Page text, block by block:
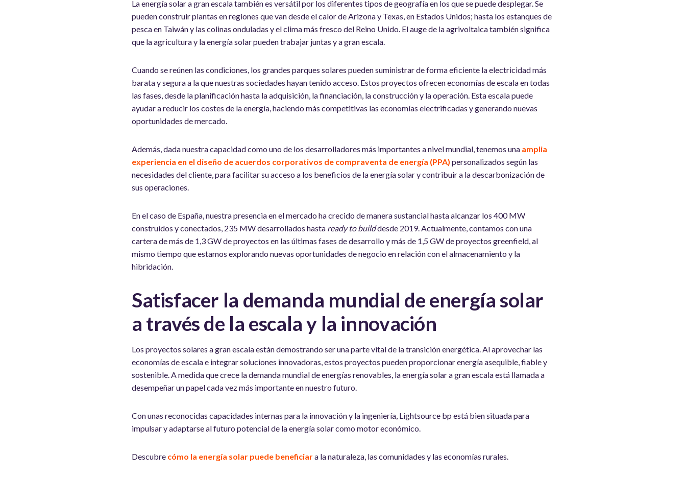
La energía solar a gran escala también es versátil por los diferentes tipos de geografía en los que se puede desplegar. Se
pueden construir plantas en regiones que van desde el calor de Arizona y Texas, en Estados Unidos; hasta los estanques de
pesca en Taiwán y las colinas onduladas y el clima más fresco del Reino Unido. El auge de la agrivoltaica también significa
que la agricultura y la energía solar pueden trabajar juntas y a gran escala.
Cuando se reúnen las condiciones, los grandes parques solares pueden suministrar de forma eficiente la electricidad más
barata y segura a la que nuestras sociedades hayan tenido acceso. Estos proyectos ofrecen economías de escala en todas
las fases, desde la planificación hasta la adquisición, la financiación, la construcción y la operación. Esta escala puede
ayudar a reducir los costes de la energía, haciendo más competitivas las economías electrificadas y generando nuevas
oportunidades de mercado.
Además, dada nuestra capacidad como uno de los desarrolladores más importantes a nivel mundial, tenemos una amplia
experiencia en el diseño de acuerdos corporativos de compraventa de energía (PPA) personalizados según las
necesidades del cliente, para facilitar su acceso a los beneficios de la energía solar y contribuir a la descarbonización de
sus operaciones.
En el caso de España, nuestra presencia en el mercado ha crecido de manera sustancial hasta alcanzar los 400 MW
construidos y conectados, 235 MW desarrollados hasta ready to builddesde 2019. Actualmente, contamos con una
cartera de más de 1,3 GW de proyectos en las últimas fases de desarrollo y más de 1,5 GW de proyectos greenfield, al
mismo tiempo que estamos explorando nuevas oportunidades de negocio en relación con el almacenamiento y la
hibridación.
Satisfacer la demanda mundial de energía solar
a través de la escala y la innovación
Los proyectos solares a gran escala están demostrando ser una parte vital de la transición energética. Al aprovechar las
economías de escala e integrar soluciones innovadoras, estos proyectos pueden proporcionar energía asequible, fiable y
sostenible. A medida que crece la demanda mundial de energías renovables, la energía solar a gran escala está llamada a
desempeñar un papel cada vez más importante en nuestro futuro.
Con unas reconocidas capacidades internas para la innovación y la ingeniería, Lightsource bp está bien situada para
impulsar y adaptarse al futuro potencial de la energía solar como motor económico.
Descubre cómo la energía solar puede beneficiara la naturaleza, las comunidades y las economías rurales.